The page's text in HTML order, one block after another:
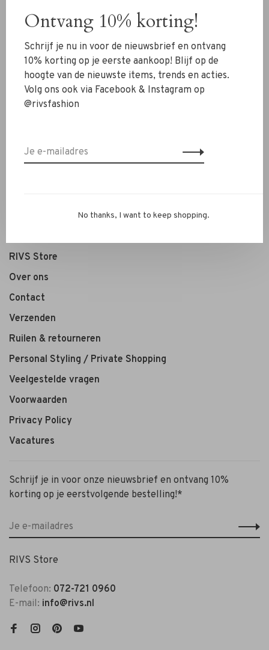
Sorteren op:
Toon 1 - 3 van 3
Schoenen
RIVS Store
Over ons
Contact
Verzenden
Ruilen & retourneren
Personal Styling / Private Shopping
Veelgestelde vragen
Voorwaarden
Privacy Policy
Vacatures
Schrijf je in voor onze nieuwsbrief en ontvang 10%
korting op je eerstvolgende bestelling!*
RIVS Store
Telefoon: 072-721 0960
E-mail: info@rivs.nl
Ontvang 10% korting!
Schrijf je nu in voor de nieuwsbrief en ontvang
10% korting op je eerste aankoop! Blijf op de
hoogte van de nieuwste items, trends en acties.
Volg ons ook via Facebook & Instagram op
@rivsfashion
No thanks, I want to keep shopping.